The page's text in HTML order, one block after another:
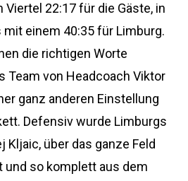
22:17 für die Gäste, in
einem 40:35 für Limburg.
die richtigen Worte
Team von Headcoach Viktor
ganz anderen Einstellung
Defensiv wurde Limburgs
Kljaic, über das ganze Feld
und so komplett aus dem